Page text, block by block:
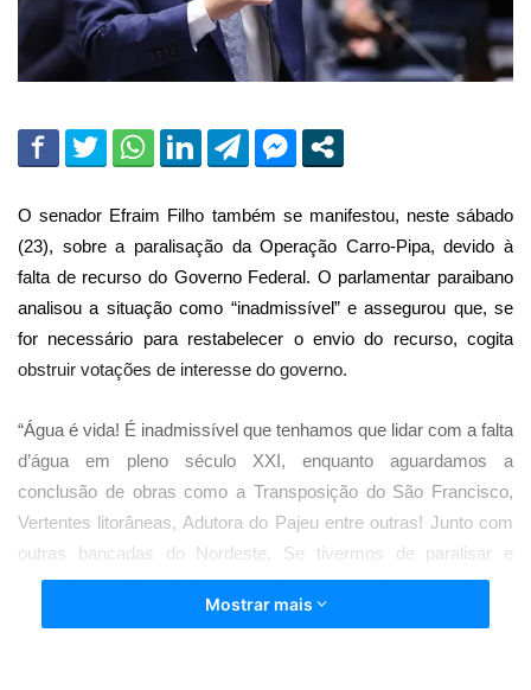
O senador Efraim Filho também se manifestou, neste sábado
(23), sobre a paralisação da Operação Carro-Pipa, devido à
falta de recurso do Governo Federal. O parlamentar paraibano
analisou a situação como “inadmissível” e assegurou que, se
for necessário para restabelecer o envio do recurso, cogita
obstruir votações de interesse do governo.
“Água é vida! É inadmissível que tenhamos que lidar com a falta
d’água em pleno século XXI, enquanto aguardamos a
conclusão de obras como a Transposição do São Francisco,
Vertentes litorâneas, Adutora do Pajeu entre outras! Junto com
outras bancadas do Nordeste, Se tivermos de paralisar e
obstruir votações de interesse do governo, faremos até que
sejam garantidos os recursos para manutenção do
Mostrar mais